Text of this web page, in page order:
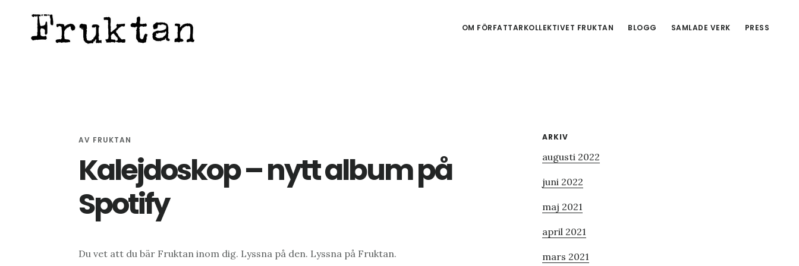
OM FÖRFATTARKOLLEKTIVET FRUKTAN BLOGG SAMLADE VERK PRESS
AV FRUKTAN
Kalejdoskop – nytt album på
Spotify
Du vet att du bär Fruktan inom dig. Lyssna på den. Lyssna på Fruktan.
Primärt
sidofält
ARKIV
augusti 2022
juni 2022
maj 2021
april 2021
mars 2021